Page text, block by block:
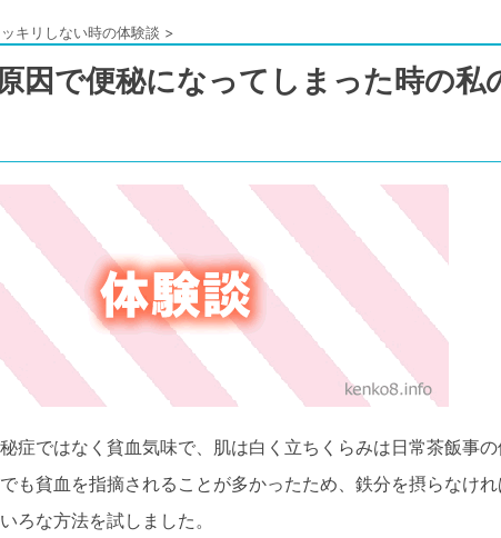
キリしない時の体験談 >
因で便秘になってしまった時の私
症ではなく貧血気味で、肌は白く立ちくらみは日常茶飯事の
も貧血を指摘されることが多かったため、鉄分を摂らなけ
ろな方法を試しました。